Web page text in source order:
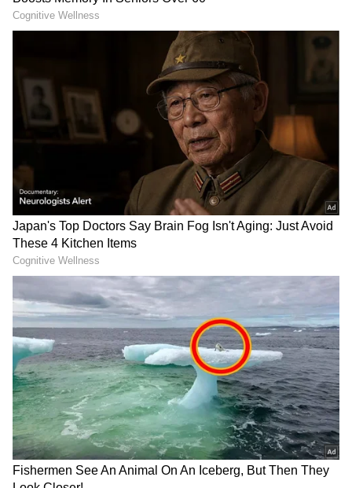
5
Image Credit : Rajanddk Instagram
ಸಮಂತಾ ಜೊತೆ ಕೆಲಸದ ಬಗ್ಗೆ ರಾಜ್ ಮಾತು
ಈ ಚಿತ್ರದ ನಿರ್ಮಾಪಕ ಹಾಗೂ ಸಮಂತಾ ಪತಿ ರಾಜ್
ನಿಡಿಮೋರು, ಇದೀಗ ಪತ್ನಿ ಜೊತೆ ಕೆಲಸ ಮಾಡಿದ ಅನುಭವ
ಹಂಚಿಕೊಂಡಿದ್ದಾರೆ. ಸಮಂತಾ 'ಸ್ವತಃ ಪರಿಶ್ರಮದಿಂದ ಮೇಲೆ
ಬಂದ ನಟಿ' ಎಂದು ಕರೆದ ರಾಜ್, 'ನಮ್ಮಿಬ್ಬರ ನಡುವೆ ಅದ್ಭುತ
ಹೊಂದಾಣಿಕೆ ಇದೆ' ಎಂದಿದ್ದಾರೆ. ನ್ಯೂಸ್ 18 ಜೊತೆ
ಮಾತನಾಡಿದ ಅವರು, 'ಸಮಂತಾ ಸದಾ ಹೊಸತನಕ್ಕೆ
ಹಸಿದಿರುವ, ಸ್ವಂತವಾಗಿ ಬೆಳೆದ ನಟಿ. ನಾನು ಆಕೆಯ ಆರಂಭದ
ಸಿನಿಮಾಗಳನ್ನು ನೋಡಿಲ್ಲ, ಆದರೆ ಆಕೆಗೆ ಸಿಕ್ಕ ಜನಪ್ರಿಯತೆ
ಮತ್ತು ಹಲವು ವರ್ಷಗಳಿಂದ ಆಕೆ ಅನುಭವಿಸಿದ ಸ್ಟಾರ್‌ಡಮ್
ಬಗ್ಗೆ ನನಗೆ ತಿಳಿದಿದೆ' ಎಂದು ಹೇಳಿದ್ದಾರೆ.